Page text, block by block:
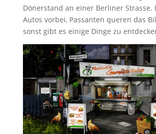
Dönerstand an einer Berliner Strasse.
Autos vorbei, Passanten queren das
sonst gibt es einige Dinge zu